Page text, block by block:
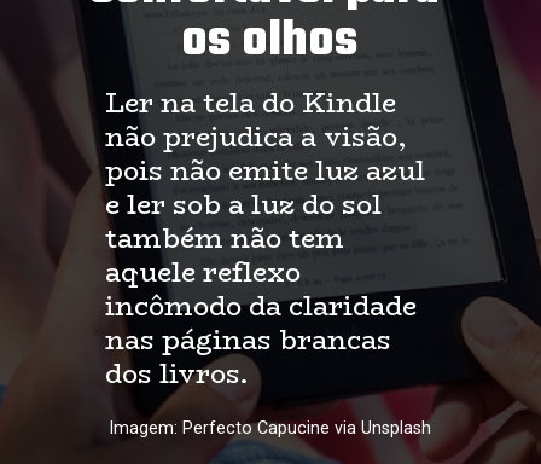
os olhos
Ler na tela do Kindle
não prejudica a visão,
pois não emite luz azul
e ler sob a luz do sol
também não tem
aquele reflexo
incômodo da claridade
nas páginas brancas
dos livros.
Imagem: Perfecto Capucine via Unsplash